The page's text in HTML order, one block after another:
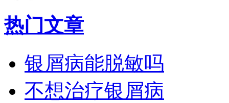
热门文章
银屑病能脱敏吗
不想治疗银屑病